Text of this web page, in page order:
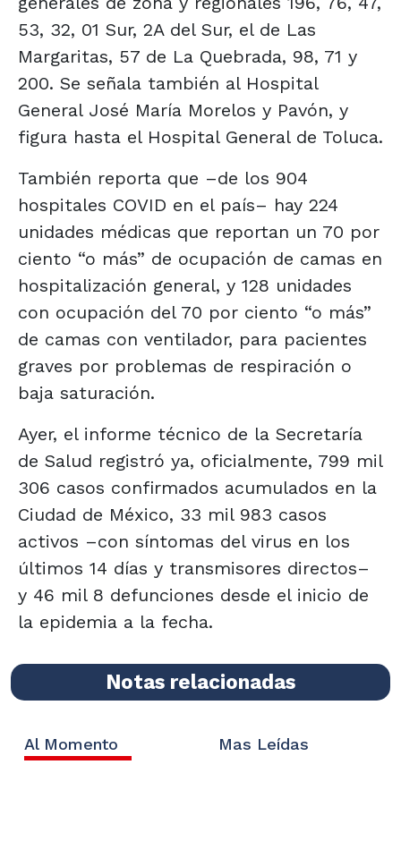
53, 32, 01 Sur, 2A del Sur, el de Las
Margaritas, 57 de La Quebrada, 98, 71 y
200. Se señala también al Hospital
General José María Morelos y Pavón, y
figura hasta el Hospital General de Toluca.
También reporta que –de los 904
hospitales COVID en el país– hay 224
unidades médicas que reportan un 70 por
ciento “o más” de ocupación de camas en
hospitalización general, y 128 unidades
con ocupación del 70 por ciento “o más”
de camas con ventilador, para pacientes
graves por problemas de respiración o
baja saturación.
Ayer, el informe técnico de la Secretaría
de Salud registró ya, oficialmente, 799 mil
306 casos confirmados acumulados en la
Ciudad de México, 33 mil 983 casos
activos –con síntomas del virus en los
últimos 14 días y transmisores directos–
y 46 mil 8 defunciones desde el inicio de
la epidemia a la fecha.
Notas relacionadas
Al Momento Mas Leídas